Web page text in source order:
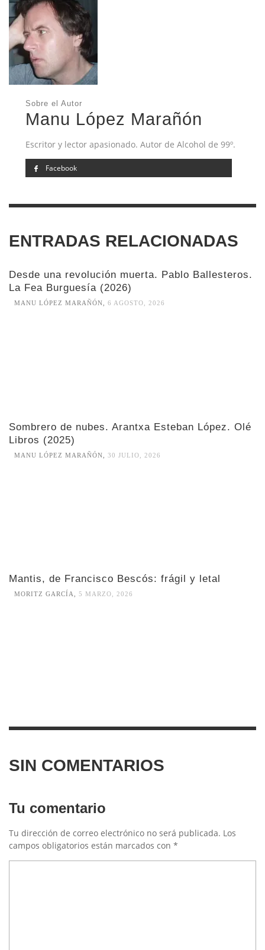
Sobre el Autor
Manu López Marañón
Escritor y lector apasionado. Autor de Alcohol de 99º.
Facebook
ENTRADAS RELACIONADAS
Desde una revolución muerta. Pablo Ballesteros.
La Fea Burguesía (2026)
MANU LÓPEZ MARAÑÓN, 6 AGOSTO, 2026
Sombrero de nubes. Arantxa Esteban López. Olé
Libros (2025)
MANU LÓPEZ MARAÑÓN 30 JULIO, 2026
Mantis, de Francisco Bescós: frágil y letal
MORITZ GARCÍA, 5 MARZO, 2026
SIN COMENTARIOS
Tu comentario
Tu dirección de correo electrónico no será publicada. Los
campos obligatorios están marcados con *